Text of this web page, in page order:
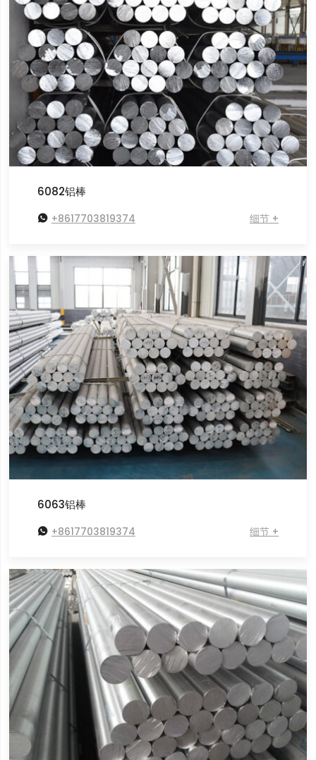
6082铝棒
 +8617703819374 细节 +
6063铝棒
 +8617703819374 细节 +